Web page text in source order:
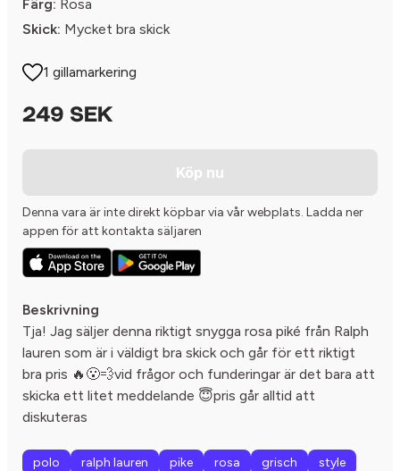
Färg: Rosa
Skick: Mycket bra skick
1 gillamarkering
249 SEK
Köp nu
Denna vara är inte direkt köpbar via vår webplats. Ladda ner
appen för att kontakta säljaren
Beskrivning
Tja! Jag säljer denna riktigt snygga rosa piké från Ralph
lauren som är i väldigt bra skick och går för ett riktigt
bra pris 🔥😮‍💨vid frågor och funderingar är det bara att
skicka ett litet meddelande 😇pris går alltid att
diskuteras
polo ralph lauren pike rosa grisch style